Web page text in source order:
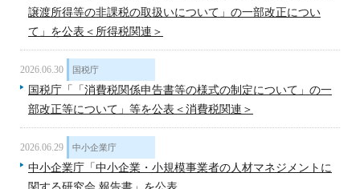
譲渡所得等の非課税の取扱いについて」の一部改正につい
て」を公表＜所得税関連＞
2026.06.30 国税庁
国税庁「「消費税関係申告書等の様式の制定について」の一
部改正等について」等を公表＜消費税関連＞
2026.06.29 中小企業庁
中小企業庁「中小企業・小規模事業者の人材マネジメントに